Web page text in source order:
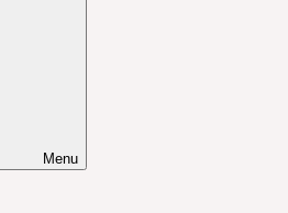
Menu